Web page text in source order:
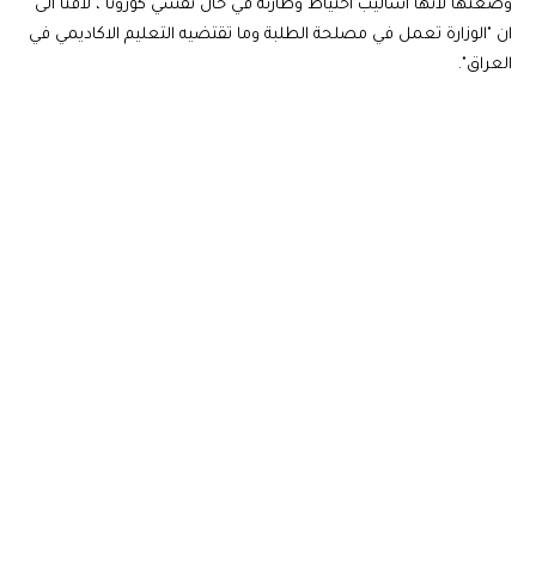
وضعتها لانها اساليب احتياط وطارئة في حال تفشي كورونا"، لافتا الى
ان "الوزارة تعمل في مصلحة الطلبة وما تقتضيه التعليم الاكاديمي في
العراق".